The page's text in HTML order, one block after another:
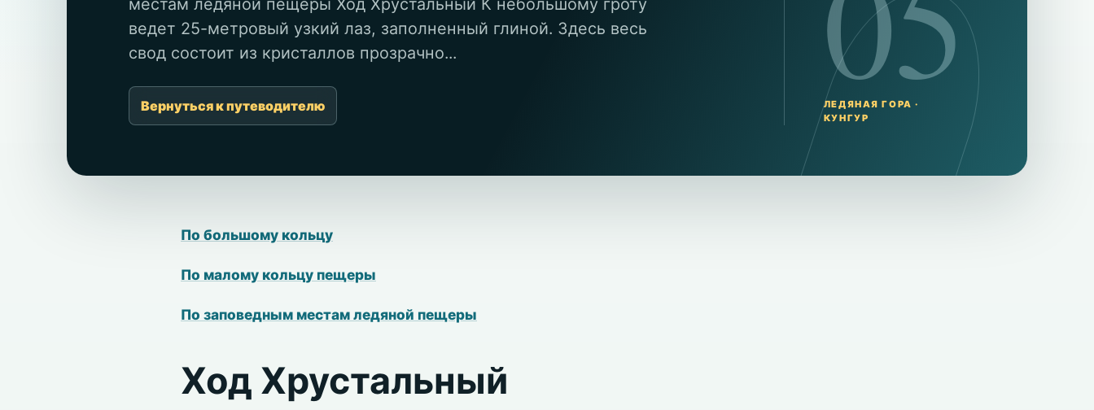
местам ледяной пещеры Ход Хрустальный К небольшому гроту
ведет 25-метровый узкий лаз, заполненный глиной. Здесь весь
свод состоит из кристаллов прозрачно...
Вернуться к путеводителю
ЛЕДЯНАЯ ГОРА ·
КУНГУР
По большому кольцу
По малому кольцу пещеры
По заповедным местам ледяной пещеры
Ход Хрустальный